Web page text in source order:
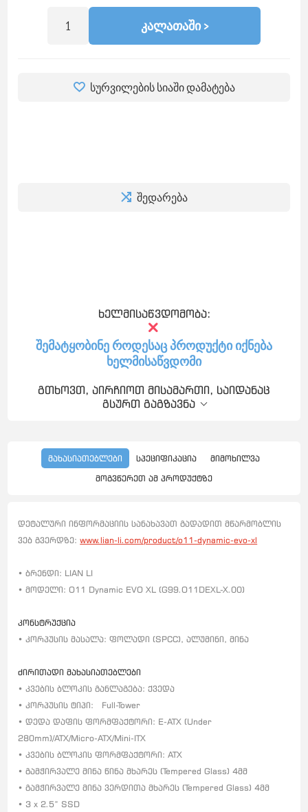
ᲙᲐᲚᲐᲗᲐᲨᲘ >
სურვილების სიაში დამატება
შედარება
ხელმისაწვდომობა:
შემატყობინე როდესაც პროდუქტი იქნება
ხელმისაწვდომი
გთხოვთ, აირჩიოთ მისამართი, საიდანაც
გსურთ გაგზავნა
მახასიათებლები სპეციფიკაცია
მიმოხილვა
მოგვწერეთ ამ პროდუქტზე
დეტალური ინფორმაციის სანახავათ გადადით მწარმობლის
ვებ გვერდზე:www.lian-li.com/product/o11-dynamic-evo-xl
• ბრენდი: LIAN LI
• მოდელი: O11 Dynamic EVO XL (G99.O11DEXL-X.00)
კონსტრუქცია
• კორპუსის მასალა: ფოლადი (SPCC), ალუმინი, მინა
ძირითადი მახასიათებლები
• კვების ბლოკის განლაგება: ქვედა
• კორპუსის ტიპი: Full-Tower
• დედა დაფის ფორმფაქტორი: E-ATX (Under
280mm)/ATX/Micro-ATX/Mini-ITX
• კვების ბლოკის ფორმფაქტორი: ATX
• გამჭირვალე მინა წინა მხარეს (Tempered Glass) 4მმ
• გამჭირვალე მინა ვერდითა მხარეს (Tempered Glass) 4მმ
• 3 x 2.5” SSD